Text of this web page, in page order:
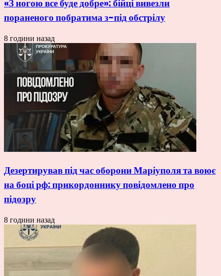
«З ногою все буде добре»: бійці вивезли
пораненого побратима з-під обстрілу
8 години назад
Дезертирував під час оборони Маріуполя та воює
на боці рф: прикордоннику повідомлено про
підозру
8 години назад